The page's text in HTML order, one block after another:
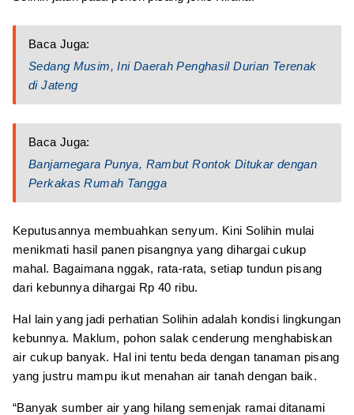
Baca Juga:
Sedang Musim, Ini Daerah Penghasil Durian Terenak
di Jateng
Baca Juga:
Banjarnegara Punya, Rambut Rontok Ditukar dengan
Perkakas Rumah Tangga
Keputusannya membuahkan senyum. Kini Solihin mulai
menikmati hasil panen pisangnya yang dihargai cukup
mahal. Bagaimana nggak, rata-rata, setiap tundun pisang
dari kebunnya dihargai Rp 40 ribu.
Hal lain yang jadi perhatian Solihin adalah kondisi lingkungan
kebunnya. Maklum, pohon salak cenderung menghabiskan
air cukup banyak. Hal ini tentu beda dengan tanaman pisang
yang justru mampu ikut menahan air tanah dengan baik.
“Banyak sumber air yang hilang semenjak ramai ditanami